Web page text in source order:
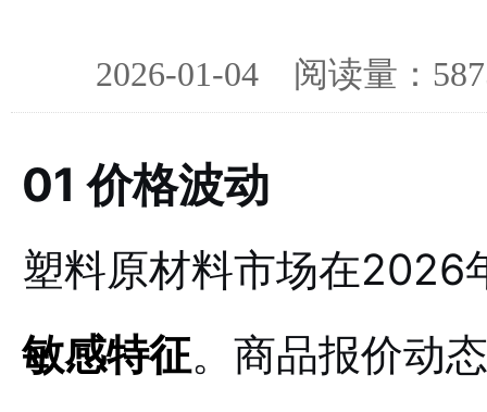
2026-01-04 阅读量：
01 价格波动
塑料原材料市场在2026
敏感特征。商品报价动